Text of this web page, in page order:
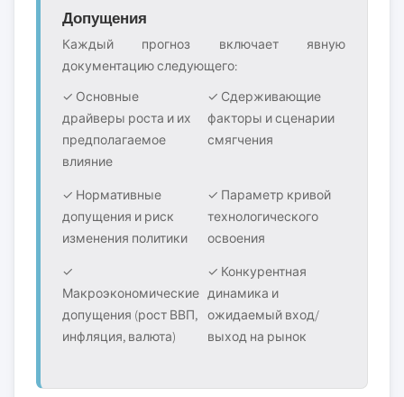
Допущения
Каждый прогноз включает явную
документацию следующего:
✓ Основные
драйверы роста и их
предполагаемое
влияние
✓ Сдерживающие
факторы и сценарии
смягчения
✓ Нормативные
допущения и риск
изменения политики
✓ Параметр кривой
технологического
освоения
✓
Макроэкономические
допущения (рост ВВП,
инфляция, валюта)
✓ Конкурентная
динамика и
ожидаемый вход/
выход на рынок